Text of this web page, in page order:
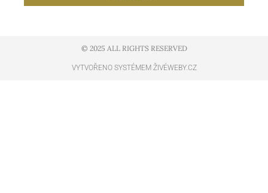
© 2025 ALL RIGHTS RESERVED​
VYTVOŘENO SYSTÉMEM ŽIVÉWEBY.CZ